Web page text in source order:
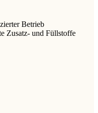
Betrieb
Zusatz- und Füllstoffe